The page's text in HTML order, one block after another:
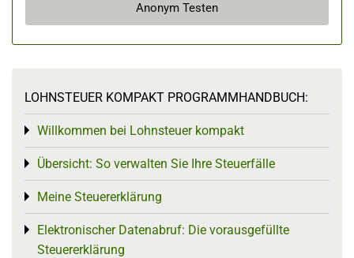
Anonym Testen
LOHNSTEUER KOMPAKT PROGRAMMHANDBUCH:
Willkommen bei Lohnsteuer kompakt
Toggle menu
Übersicht: So verwalten Sie Ihre Steuerfälle
Toggle menu
Meine Steuererklärung
Toggle menu
Elektronischer Datenabruf: Die vorausgefüllte
Steuererklärung
Toggle menu